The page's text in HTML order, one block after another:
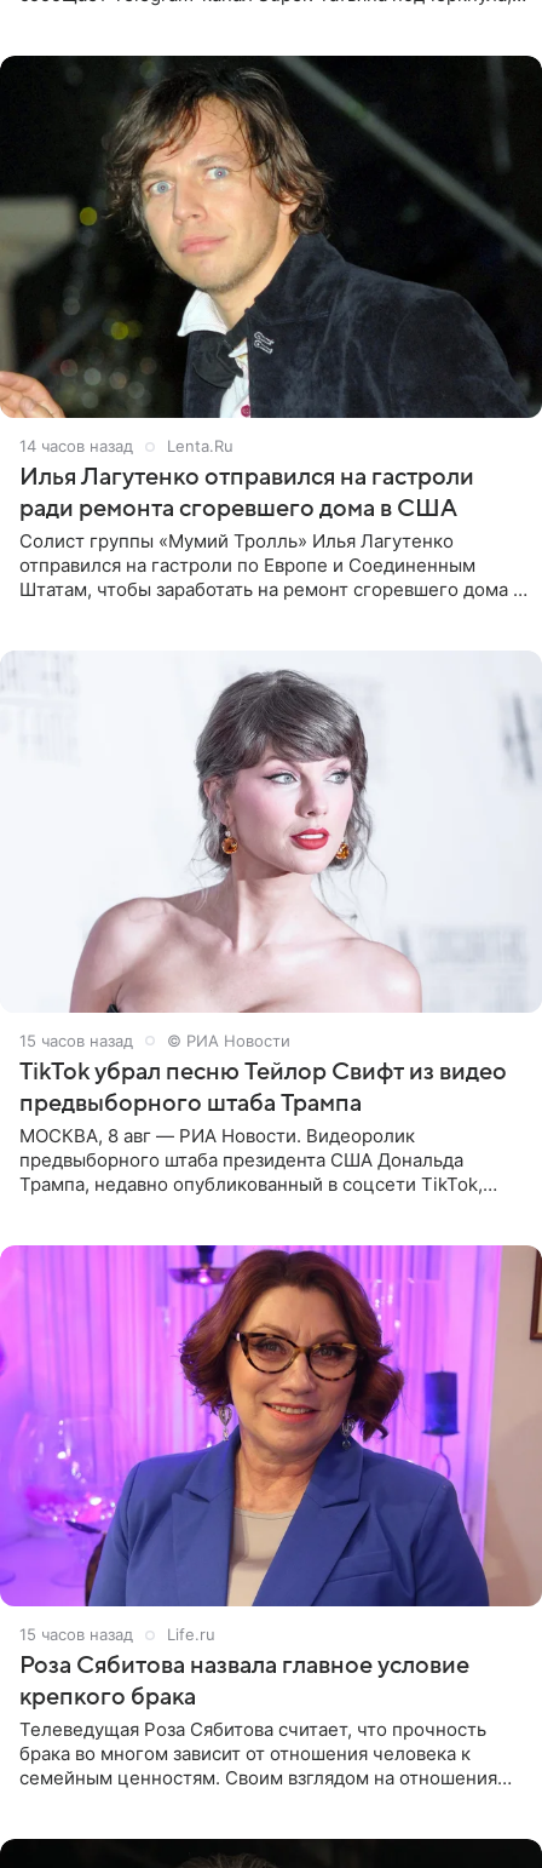
14 часов назад Lenta.Ru
Илья Лагутенко отправился на гастроли
ради ремонта сгоревшего дома в США
Солист группы «Мумий Тролль» Илья Лагутенко
отправился на гастроли по Европе и Соединенным
Штатам, чтобы заработать на ремонт сгоревшего дома в
15 часов назад © РИА Новости
TikTok убрал песню Тейлор Свифт из видео
предвыборного штаба Трампа
МОСКВА, 8 авг — РИА Новости. Видеоролик
предвыборного штаба президента США Дональда
Трампа, недавно опубликованный в соцсети TikTok,
15 часов назад Life.ru
Роза Сябитова назвала главное условие
крепкого брака
Телеведущая Роза Сябитова считает, что прочность
брака во многом зависит от отношения человека к
семейным ценностям. Своим взглядом на отношения